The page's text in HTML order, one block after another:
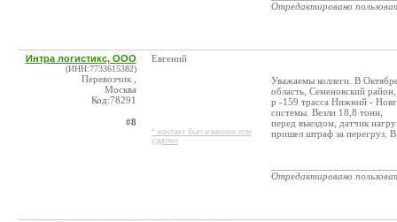
Отредактировано
Интра логистикс, ООО
(ИНН:7733615382)
Перевозчик ,
Москва
Код:78291
#8
Евгений
* контакт был изменен или
удален
Уважаемы коллеги. В
область, Семеновский район,
р -159 трасса Нижний -
системы. Везли 18,8 тонн,
перед выездом, датчик
пришел штраф за перегруз.
Отредактировано